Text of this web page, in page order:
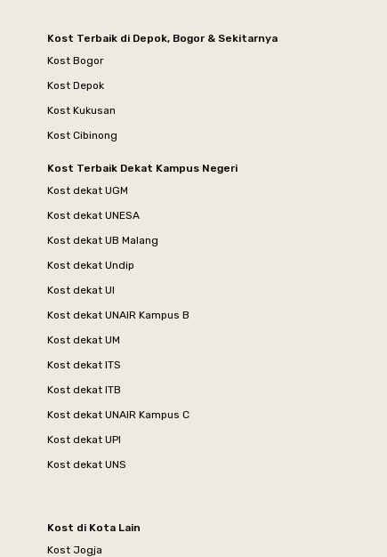
Kost Terbaik di Depok, Bogor & Sekitarnya
Kost Bogor
Kost Depok
Kost Kukusan
Kost Cibinong
Kost Terbaik Dekat Kampus Negeri
Kost dekat UGM
Kost dekat UNESA
Kost dekat UB Malang
Kost dekat Undip
Kost dekat UI
Kost dekat UNAIR Kampus B
Kost dekat UM
Kost dekat ITS
Kost dekat ITB
Kost dekat UNAIR Kampus C
Kost dekat UPI
Kost dekat UNS
Kost di Kota Lain
Kost Jogja